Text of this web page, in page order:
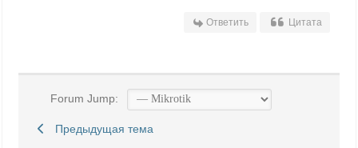
Ответить Цитата
Forum Jump:
Предыдущая тема